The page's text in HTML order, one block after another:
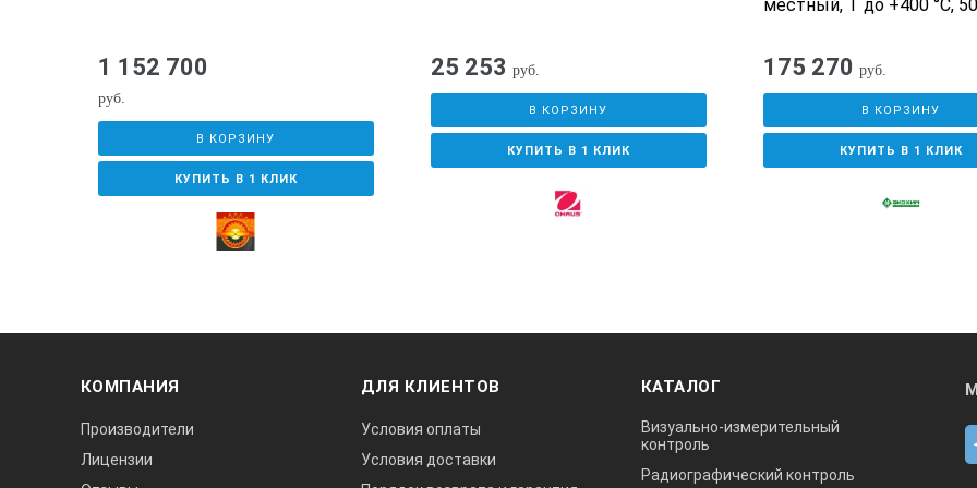
1 152 700
руб.
В КОРЗИНУ
КУПИТЬ В 1 КЛИК
25 253 руб.
В КОРЗИНУ
КУПИТЬ В 1 КЛИК
местный, T до +400 °С,
175 270 руб.
В КОРЗИНУ
КУПИТЬ В 1 КЛИК
КОМПАНИЯ
Производители
Лицензии
ДЛЯ КЛИЕНТОВ
Условия оплаты
Условия доставки
КАТАЛОГ
Визуально-измерительный
контроль
Радиографический контроль